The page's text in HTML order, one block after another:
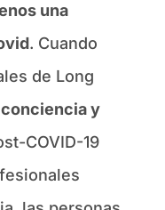
una
. Cuando
de Long
y
COVID-19